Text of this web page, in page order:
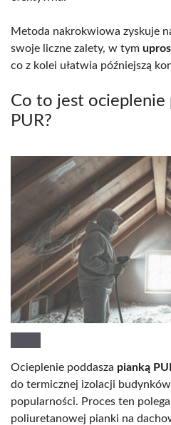
Metoda nakrokwiowa zyskuje
swoje liczne zalety, w tym
co z kolei ułatwia późniejszą
Co to jest ocieplenie
PUR?
Ocieplenie poddasza pianką
do termicznej izolacji
popularności. Proces ten
poliuretanowej pianki na